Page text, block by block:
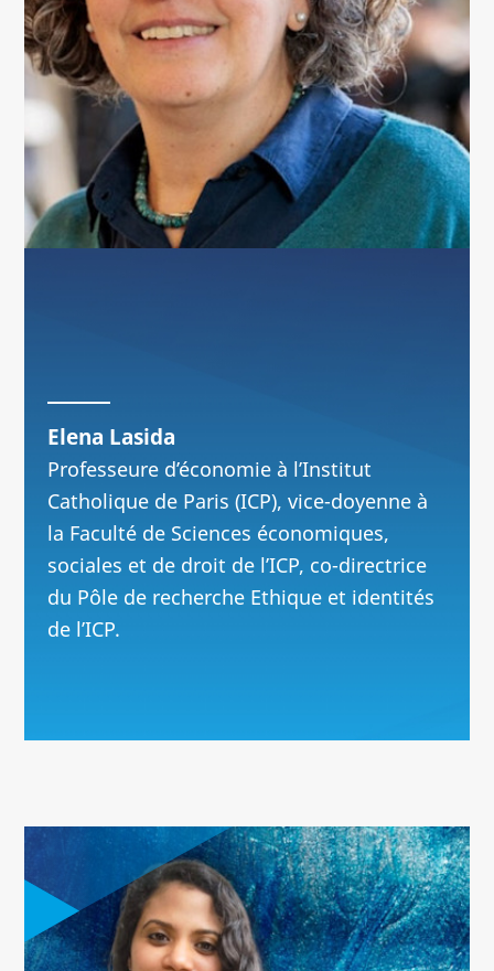
Elena Lasida
Professeure d’économie à l’Institut
Catholique de Paris (ICP), vice-doyenne à
la Faculté de Sciences économiques,
sociales et de droit de l’ICP, co-directrice
du Pôle de recherche Ethique et identités
de l’ICP.